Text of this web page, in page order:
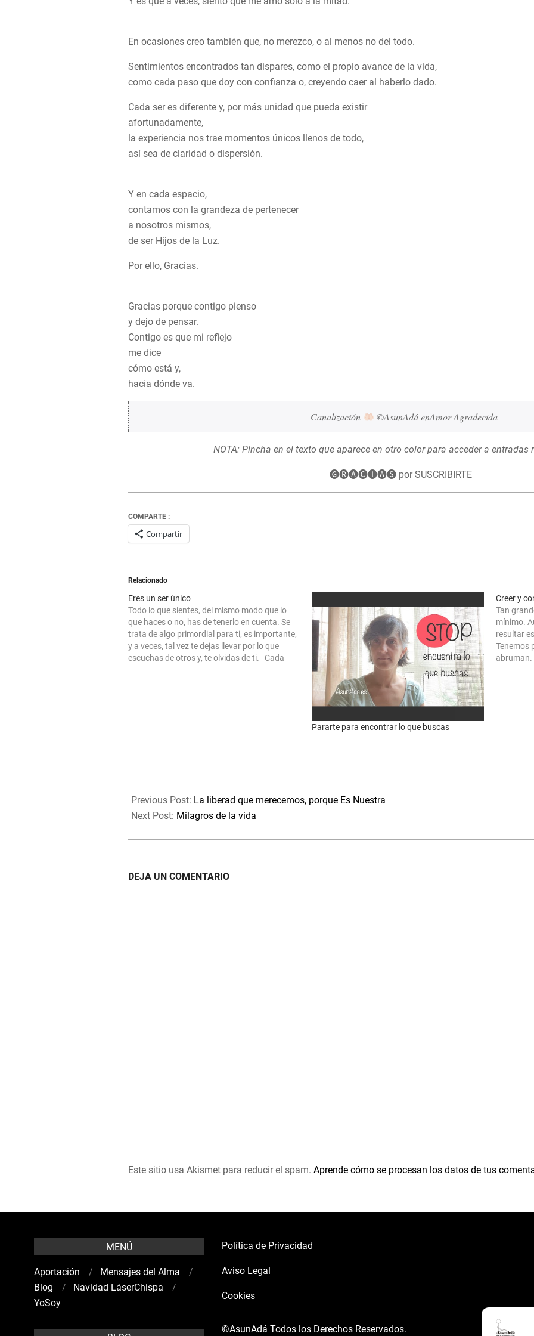
En ocasiones creo también que, no merezco, o al menos no del todo.
Sentimientos encontrados tan dispares, como el propio avance de la vida,
como cada paso que doy con confianza o, creyendo caer al haberlo dado.
Cada ser es diferente y, por más unidad que pueda existir
afortunadamente,
la experiencia nos trae momentos únicos llenos de todo,
así sea de claridad o dispersión.
Y en cada espacio,
contamos con la grandeza de pertenecer
a nosotros mismos,
de ser Hijos de la Luz.
Por ello, Gracias.
Gracias porque contigo pienso
y dejo de pensar.
Contigo es que mi reflejo
me dice
cómo está y,
hacia dónde va.
Canalización ©AsunAdá enAmor Agradecida
NOTA: Pincha en el texto que aparece en otro color para acceder a entradas
🅖🅡🅐🅒🅘🅐🅢 por SUSCRIBIRTE
COMPARTE :
Compartir
Relacionado
Eres un ser único
Todo lo que sientes, del mismo modo que lo
que haces o no, has de tenerlo en cuenta. Se
trata de algo primordial para ti, es importante,
y a veces, tal vez te dejas llevar por lo que
escuchas de otros y, te olvidas de ti. Cada
Pararte para encontrar lo que buscas
Creer y
Tan
mínimo.
resultar
Tenemos
abruman.
08-
29
Previous Post: La liberad que merecemos, porque Es Nuestra
Next Post: Milagros de la vida
DEJA UN COMENTARIO
Este sitio usa Akismet para reducir el spam. Aprende cómo se procesan los datos de tus
MENÚ
Aportación
Mensajes del Alma
Blog
Navidad LáserChispa
YoSoy
Política de Privacidad
Aviso Legal
Cookies
©AsunAdá Todos los Derechos Reservados.